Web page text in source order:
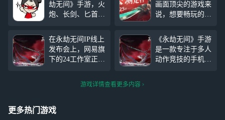
劫无间》手游，火
炮、长剑、匕首等
享受自由战斗。每
种武器都有独特特
点，如长剑迅捷，
剑光如织；太刀轻
型、破坏力强。展
术。
画面顶尖的游戏来
说，想要畅玩的话
难免，那么有没有
什么办法能让小内
存低配的手机也能
玩的了《永劫无间
在永劫无间IP线上
发布会上，网易旗
下的24工作室正式
武侠吃鸡手游——
永劫无间手游将于
测。这款经历两年
《永劫无间》手游
是一款专注于多人
动作竞技的手机游
游戏详情查看更多内容
更多热门游戏